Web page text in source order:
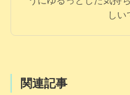
しい
関連記事